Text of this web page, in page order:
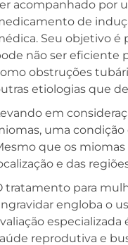
acompanhado por
de
Seu objetivo é
não ser eficiente
obstruções
etiologias que
em
uma
que os
e das
tratamento para
engloba o
reprodutiva e